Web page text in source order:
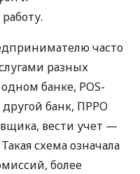
часто
разных
банке, POS-
банк, ПРРО
вести учет —
схема означала
более